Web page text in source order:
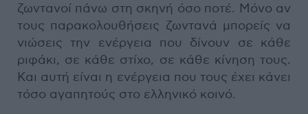
ζωντανοί πάνω στη σκηνή όσο ποτέ. Μόνο αν
τους παρακολουθήσεις ζωντανά μπορείς να
νιώσεις την ενέργεια που δίνουν σε κάθε
ριφάκι, σε κάθε στίχο, σε κάθε κίνηση τους.
Και αυτή είναι η ενέργεια που τους έχει κάνει
τόσο αγαπητούς στο ελληνικό κοινό.